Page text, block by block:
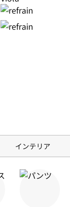
インテリア